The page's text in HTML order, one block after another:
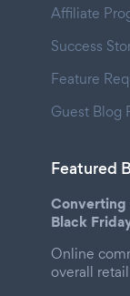
Affiliate
Success
Feature
Guest Blog
Featured
Converting
Black
Online
overall